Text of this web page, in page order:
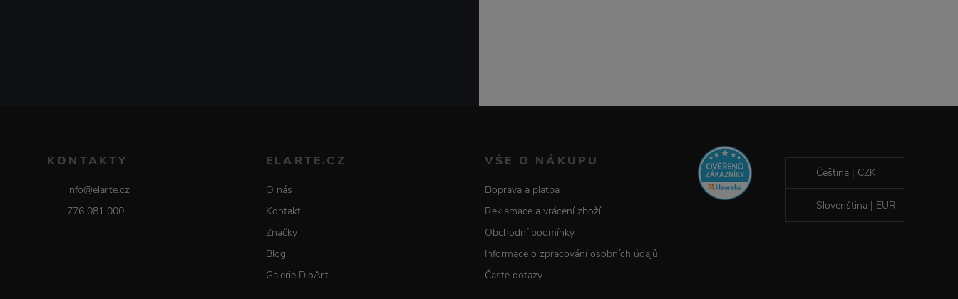
KONTAKTY
info@elarte.cz
776 081 000
ELARTE.CZ
O nás
Kontakt
Značky
Blog
Galerie DioArt
VŠE O NÁKUPU
Doprava a platba
Reklamace a vrácení zboží
Obchodní podmínky
Informace o zpracování osobních údajů
Časté dotazy
Čeština | CZK
Slovenština | EUR